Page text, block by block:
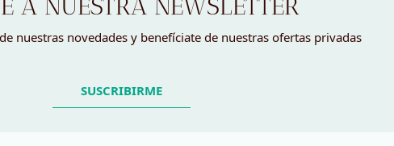
A NUESTRA NEWSLETTER
nuestras novedades y benefíciate de nuestras ofertas privadas
SUSCRIBIRME